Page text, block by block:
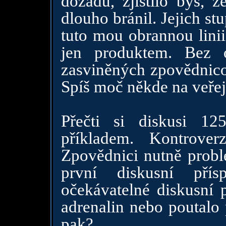
dlouho bránil. Jejich
tuto mou obrannou
jen produktem. Bez
zasviněných
Spíš moč někde na
Přečti si diskusi
příkladem.
Zpovědnici nutně
první diskusní
očekávatelné
adrenalin nebo